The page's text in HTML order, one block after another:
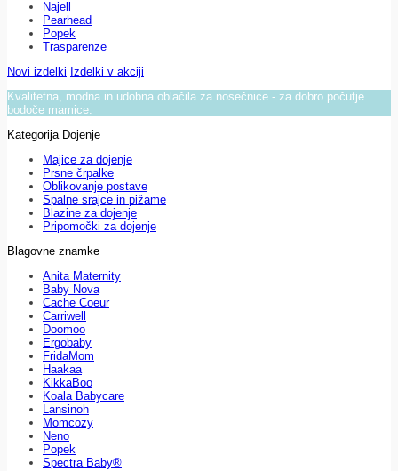
Najell
Pearhead
Popek
Trasparenze
Novi izdelki Izdelki v akciji
Kvalitetna, modna in udobna oblačila za nosečnice - za dobro počutje
bodoče mamice.
Kategorija Dojenje
Majice za dojenje
Prsne črpalke
Oblikovanje postave
Spalne srajce in pižame
Blazine za dojenje
Pripomočki za dojenje
Blagovne znamke
Anita Maternity
Baby Nova
Cache Coeur
Carriwell
Doomoo
Ergobaby
FridaMom
Haakaa
KikkaBoo
Koala Babycare
Lansinoh
Momcozy
Neno
Popek
Spectra Baby®